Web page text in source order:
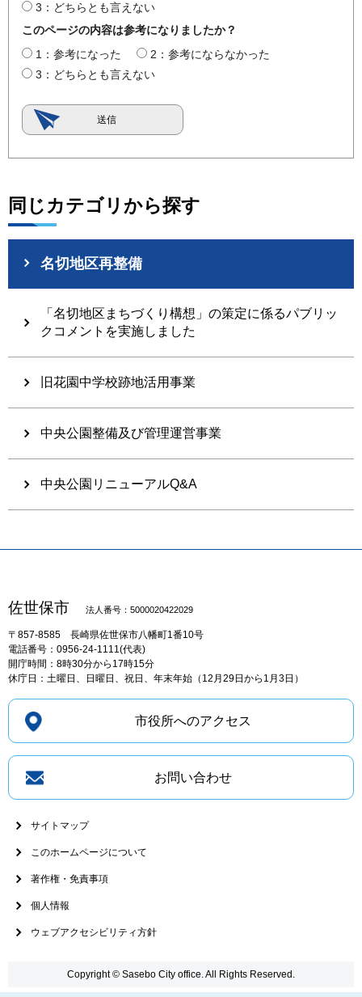
3：どちらとも言えない
このページの内容は参考になりましたか？
1：参考になった
2：参考にならなかった
3：どちらとも言えない
同じカテゴリから探す
名切地区再整備
「名切地区まちづくり構想」の策定に係るパブリッ
クコメントを実施しました
旧花園中学校跡地活用事業
中央公園整備及び管理運営事業
中央公園リニューアルQ&A
佐世保市 法人番号：5000020422029
〒857-8585 長崎県佐世保市八幡町1番10号
電話番号：0956-24-1111(代表)
開庁時間：8時30分から17時15分
休庁日：土曜日、日曜日、祝日、年末年始（12月29日から1月3日）
市役所へのアクセス
お問い合わせ
サイトマップ
このホームページについて
著作権・免責事項
個人情報
ウェブアクセシビリティ方針
Copyright © Sasebo City office. All Rights Reserved.